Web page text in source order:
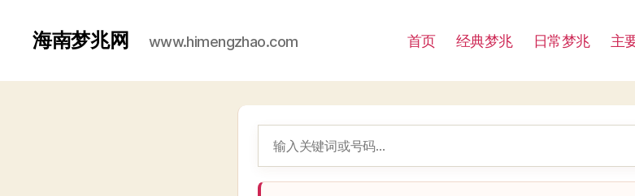
海南梦兆网 www.himengzhao.com 首页 经典梦兆 日常梦兆 主